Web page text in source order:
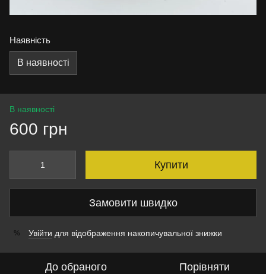
Наявність
В наявності
В наявності
600 грн
Купити
Замовити швидко
% Увійти для відображення накопичувальної знижки
До обраного Порівняти